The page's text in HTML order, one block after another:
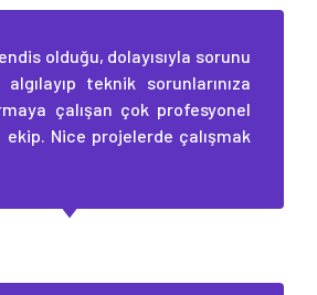
olduğu, dolayısıyla sorunu
teknik sorunlarınıza
çalışan çok profesyonel
Nice projelerde çalışmak